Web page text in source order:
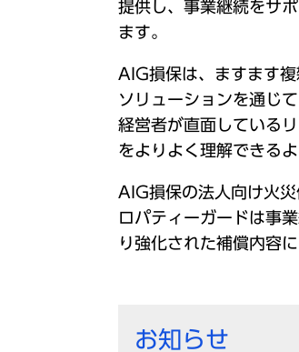
提供し、事業継続をサ
ます。
AIG損保は、ますます
ソリューションを通じ
経営者が直面している
をよりよく理解できる
AIG損保の法人向け火
ロパティーガードは事
り強化された補償内容
お知らせ